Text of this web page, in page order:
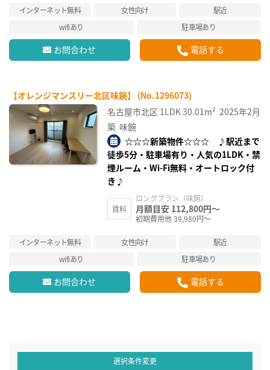
インターネット無料 女性向け
駅近
wifiあり
駐車場あり
お問合わせ 電話する
【オレンジマンスリー北区味鋺】 (No.1296073)
名古屋市北区 1LDK30.01m² 2025年2月
築 味鋺
☆☆☆新築物件☆☆☆ ♪駅近まで
徒歩5分・駐車場有り・人気の1LDK・禁
煙ルーム・Wi-Fi無料・オートロック付
き♪
賃料
ロングプラン（味鋺）
月額目安 112,800円～
初期費用他 39,980円～
インターネット無料 女性向け
駅近
wifiあり
駐車場あり
お問合わせ 電話する
選択条件変更